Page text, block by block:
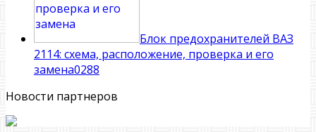
Блок предохранителей ВАЗ
2114: схема, расположение, проверка и его
замена0288
Новости партнеров